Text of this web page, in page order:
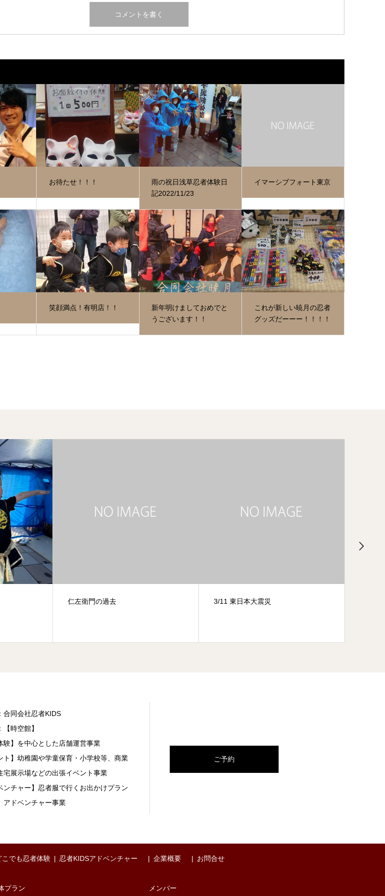
お待たせ！！！
雨の祝日浅草忍者体験日
記2022/11/23
イマーシブフォート東京
笑顔満点！有明店！！
新年明けましておめでと
うございます！！
これが新しい暁月の忍者
グッズだーーー！！！！
3/11 東日本大震災 浅草忍者体験日記2022/11/14
合同会社忍者KIDS
【時空館】
験】を中心とした店舗運営事業
ト】幼稚園や学童保育・小学校等、商業
宅展示場などの出張イベント事業
ンチャー】忍者服で行くお出かけプラン
アドベンチャー事業
ご予約
こでも忍者体験
プラン
忍者KIDSアドベンチャー 企業概要
メンバー
お問合せ